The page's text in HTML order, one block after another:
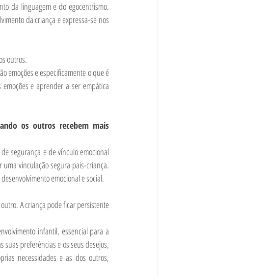
da linguagem e do egocentrismo.
da criança e expressa-se nos
outros.
emoções e especificamente o que é
e aprender a ser empática
os outros recebem mais
segurança e de vínculo emocional
vinculação segura pais-criança.
emocional e social.
A criança pode ficar persistente
infantil, essencial para a
preferências e os seus desejos,
necessidades e as dos outros,